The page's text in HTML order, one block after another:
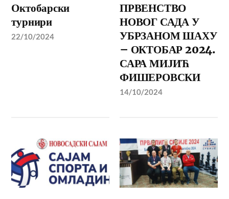
Октобарски
турнири
22/10/2024
ПРВЕНСТВО
НОВОГ САДА У
УБРЗАНОМ ШАХУ
– ОКТОБАР 2024.
САРА МИЈИЋ
ФИШЕРОВСКИ
14/10/2024